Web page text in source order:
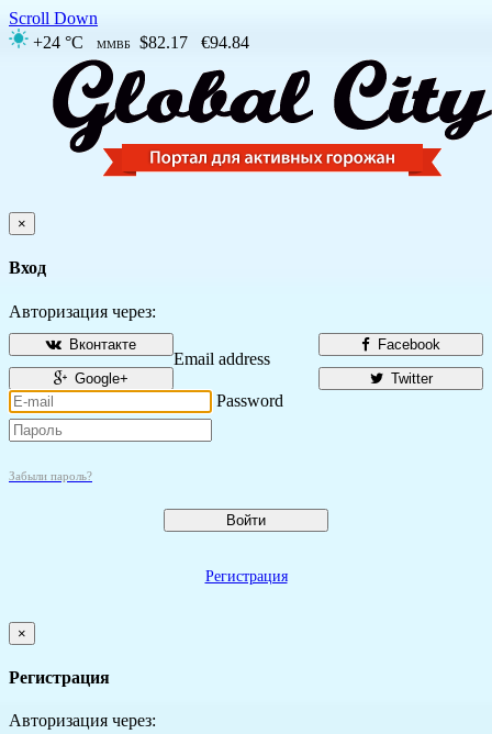
Scroll Down
+24 °C
ММВБ $82.17 €94.84
×
Вход
Авторизация через:
Facebook
Вконтакте
Twitter
Google+
Email address
Password
Забыли пароль?
Войти
Регистрация
×
Регистрация
Авторизация через: